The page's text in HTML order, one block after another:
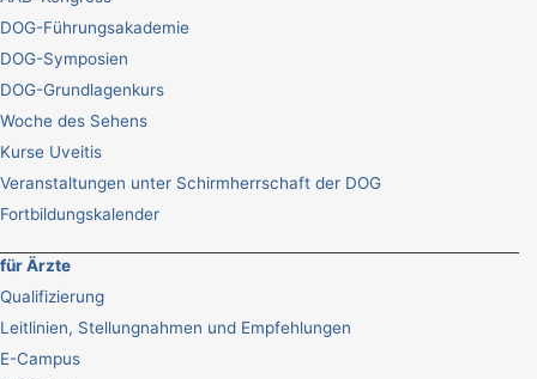
DOG-Führungsakademie
DOG-Symposien
DOG-Grundlagenkurs
Woche des Sehens
Kurse Uveitis
Veranstaltungen unter Schirmherrschaft der DOG
Fortbildungskalender
für Ärzte
Qualifizierung
Leitlinien, Stellungnahmen und Empfehlungen
E-Campus